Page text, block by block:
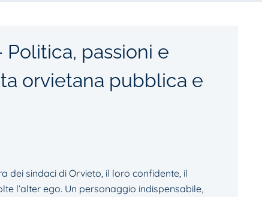
Politica, passioni e
orvietana pubblica e
dei sindaci di Orvieto, il loro confidente, il
l’alter ego. Un personaggio indispensabile,